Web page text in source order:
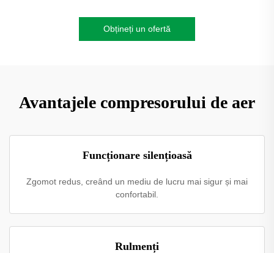
Obțineți un ofertă
Avantajele compresorului de aer
Funcționare silențioasă
Zgomot redus, creând un mediu de lucru mai sigur și mai
confortabil.
Rulmenți